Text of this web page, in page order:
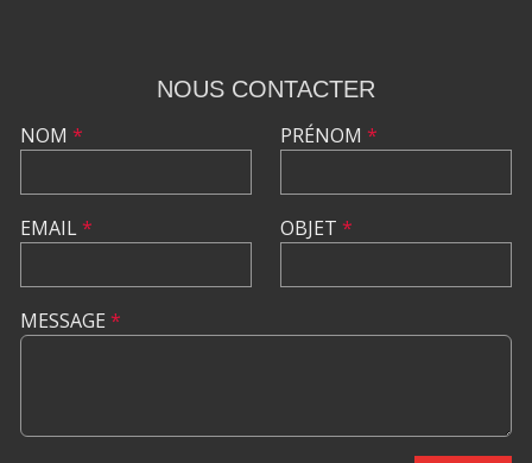
NOUS CONTACTER
NOM *
EMAIL*
PRÉNOM *
OBJET *
MESSAGE *